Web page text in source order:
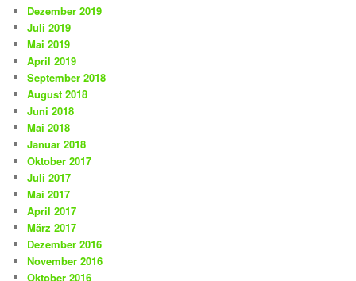
Dezember 2019
Juli 2019
Mai 2019
April 2019
September 2018
August 2018
Juni 2018
Mai 2018
Januar 2018
Oktober 2017
Juli 2017
Mai 2017
April 2017
März 2017
Dezember 2016
November 2016
Oktober 2016